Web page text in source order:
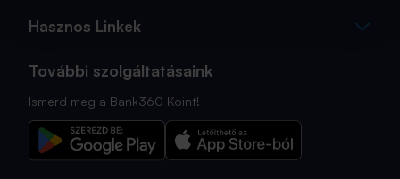
Hasznos Linkek
További szolgáltatásaink
Ismerd meg a Bank360 Koint!